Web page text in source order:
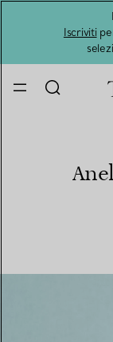
Iscriviti